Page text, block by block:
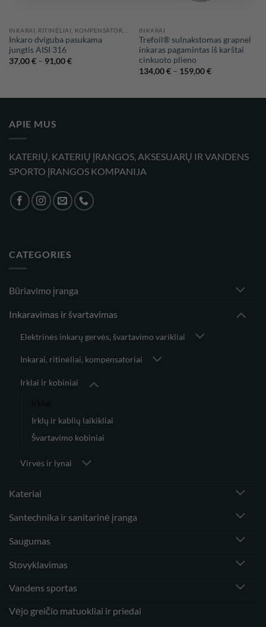
Inkaro dviguba pasukama
jungtis AISI 316
37,00€ – 91,00€Price
INKARAI
Trefoil® sulnakstomas grapnel
inkaras pagamintas iš karštai
cinkuoto plieno
134,00€ – 159,00€Price
APIE MUS
KATERIŲ, KATERIŲ ĮRANGOS, AKSESUARŲ IR VANDENS
SPORTO ĮRANGOS KOMPANIJA
CATEGORIES
Būriavimo įranga
Inkaravimas ir švartavimas
Elektrinės inkarų gervės, švartavimo varikliai
Inkarai, ritinėliai, kompensatoriai
Irklai ir kobiniai
Irklų ir kablių laikikliai
Švartavimo kobiniai
Virvės ir lynai
Kateriai
Santechnika ir sanitarinė įranga
Saugumas
Stovyklavimas
Vandens sportas
Vėjo greičio matuokliai ir priedai